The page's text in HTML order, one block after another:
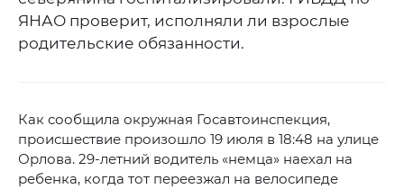
ЯНАО проверит, исполняли ли взрослые
родительские обязанности.
Как сообщила окружная Госавтоинспекция,
происшествие произошло 19 июля в 18:48 на улице
Орлова. 29-летний водитель «немца» наехал на
ребенка, когда тот переезжал на велосипеде